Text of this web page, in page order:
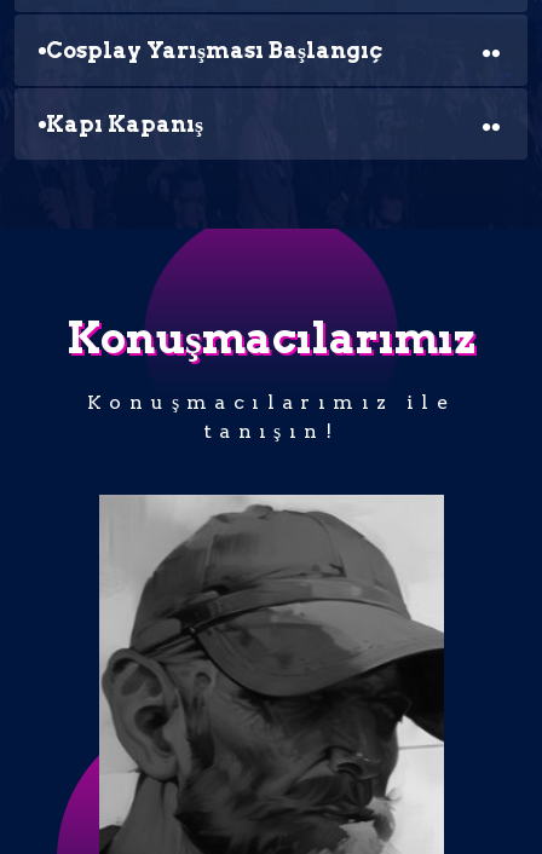
Cosplay Yarışması Başlangıç
Kapı Kapanış
Konuşmacılarımız
Konuşmacılarımız ile
tanışın!